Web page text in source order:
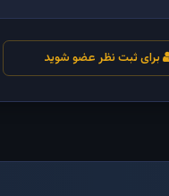
برای ثبت نظر عضو شوید